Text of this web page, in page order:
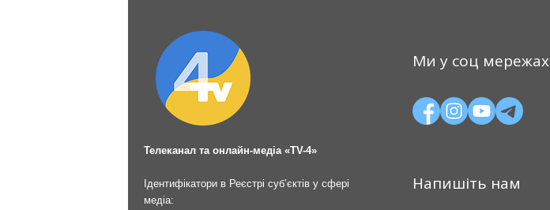
Телеканал та онлайн-медіа «TV-4»
Ідентифікатори в Реєстрі суб’єктів у сфері
медіа:
Ми у соц мережах
Напишіть нам